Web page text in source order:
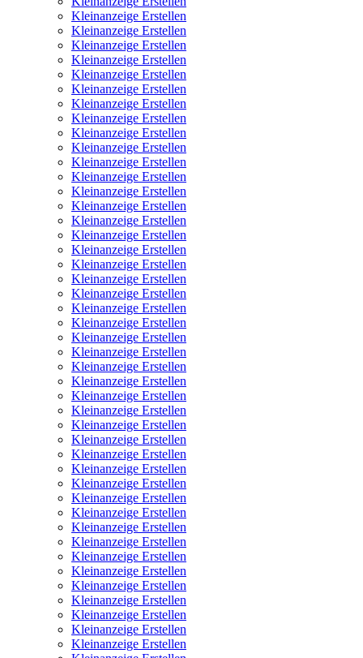
Kleinanzeige Erstellen
Kleinanzeige Erstellen
Kleinanzeige Erstellen
Kleinanzeige Erstellen
Kleinanzeige Erstellen
Kleinanzeige Erstellen
Kleinanzeige Erstellen
Kleinanzeige Erstellen
Kleinanzeige Erstellen
Kleinanzeige Erstellen
Kleinanzeige Erstellen
Kleinanzeige Erstellen
Kleinanzeige Erstellen
Kleinanzeige Erstellen
Kleinanzeige Erstellen
Kleinanzeige Erstellen
Kleinanzeige Erstellen
Kleinanzeige Erstellen
Kleinanzeige Erstellen
Kleinanzeige Erstellen
Kleinanzeige Erstellen
Kleinanzeige Erstellen
Kleinanzeige Erstellen
Kleinanzeige Erstellen
Kleinanzeige Erstellen
Kleinanzeige Erstellen
Kleinanzeige Erstellen
Kleinanzeige Erstellen
Kleinanzeige Erstellen
Kleinanzeige Erstellen
Kleinanzeige Erstellen
Kleinanzeige Erstellen
Kleinanzeige Erstellen
Kleinanzeige Erstellen
Kleinanzeige Erstellen
Kleinanzeige Erstellen
Kleinanzeige Erstellen
Kleinanzeige Erstellen
Kleinanzeige Erstellen
Kleinanzeige Erstellen
Kleinanzeige Erstellen
Kleinanzeige Erstellen
Kleinanzeige Erstellen
Kleinanzeige Erstellen